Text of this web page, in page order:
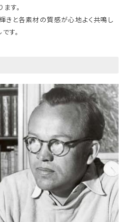
す。
きと各素材の質感が心地よく共鳴し
す。